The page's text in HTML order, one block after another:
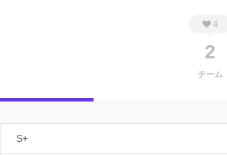
4
2
チーム
S+